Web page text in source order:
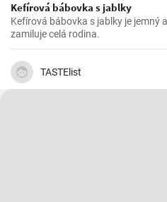
Kefírová bábovka s jablky
Kefírová bábovka s jablky je jemný
zamiluje celá rodina.
TASTElist